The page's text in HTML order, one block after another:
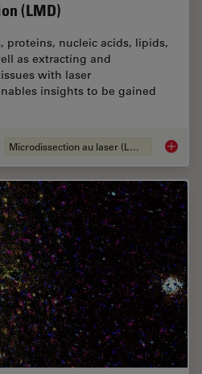
(LMD)
proteins, nucleic acids, lipids,
as extracting and
with laser
insights to be gained
Microdissection au laser (LMD)